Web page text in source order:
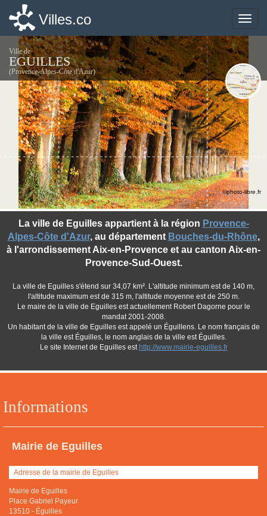
Toggle
Villes.co
Ville de
EGUILLES
(Provence-Alpes-Côte d'Azur)
Informations
Mairie de Eguilles
Adresse de la mairie de Eguilles
Mairie de Eguilles
Place Gabriel Payeur
13510 - Éguilles
La ville de Eguilles appartient à la région Provence-
Alpes-Côte d'Azur, au département Bouches-du-Rhône,
à l'arrondissement Aix-en-Provence et au canton Aix-en-
Provence-Sud-Ouest.
La ville de Eguilles s'étend sur 34,07 km². L'altitude minimum est de 140 m,
l'altitude maximum est de 315 m, l'altitude moyenne est de 250 m.
Le maire de la ville de Eguilles est actuellement Robert Dagorne pour le
mandat 2001-2008.
Un habitant de la ville de Eguilles est appelé un Éguillens. Le nom français de
la ville est Éguilles, le nom anglais de la ville est Éguilles.
Le site Internet de Eguilles est http://www.mairie-eguilles.fr
©photo-libre.fr
Toggle
Villes.co